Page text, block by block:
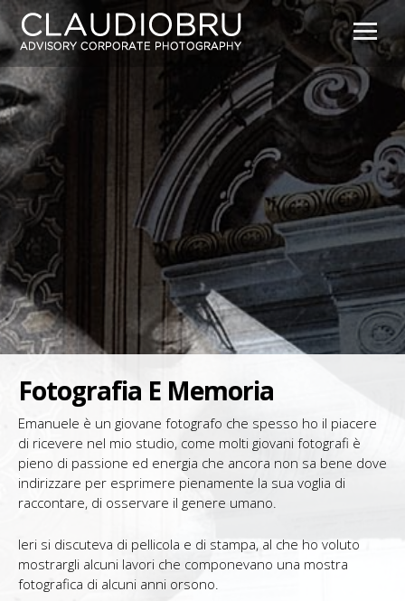
Home
Chi sono
About me
Fotografare
Portfolio
Pubblicazioni & Video
Contatti
Fotografia E Memoria
Emanuele è un giovane fotografo che spesso ho il piacere
di ricevere nel mio studio, come molti giovani fotografi è
pieno di passione ed energia che ancora non sa bene dove
indirizzare per esprimere pienamente la sua voglia di
raccontare, di osservare il genere umano.
Ieri si discuteva di pellicola e di stampa, al che ho voluto
mostrargli alcuni lavori che componevano una mostra
fotografica di alcuni anni orsono.